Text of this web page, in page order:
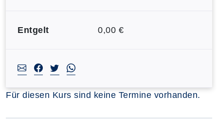
Entgelt 0,00 €
Für diesen Kurs sind keine Termine vorhanden.